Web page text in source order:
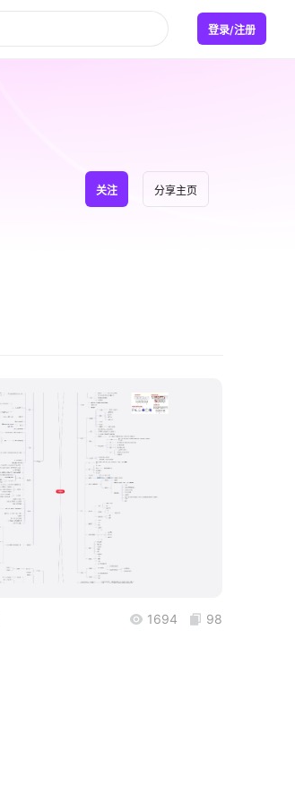
登录/注册
关注 分享主页
boardmix
1694 98